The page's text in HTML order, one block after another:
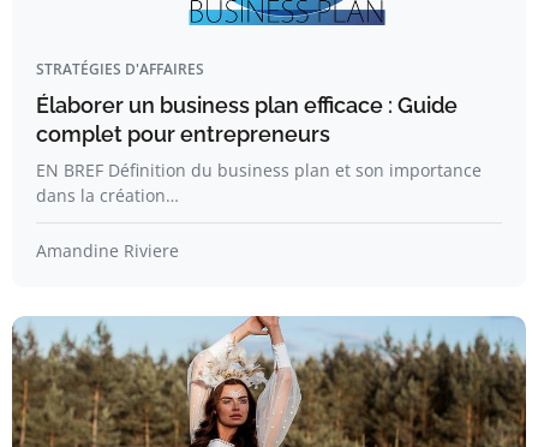
STRATÉGIES D'AFFAIRES
Élaborer un business plan efficace : Guide
complet pour entrepreneurs
EN BREF Définition du business plan et son importance
dans la création…
Amandine Riviere